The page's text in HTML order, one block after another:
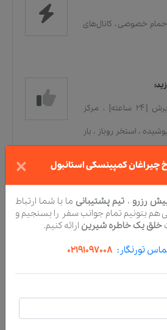
حمام خصوصی ، کانال‌های
[۲۴ ساعته] ، مرکز
، استخر روباز ، بار
، دوربین مداربسته در
چیراغان کمپینسکی استانبول ×
رزرو ، تیم پشتیبانی ما با شما ارتباط
هم بتونیم تمام جوانب سفر را بسنجیم و
خلق یک خاطره شیرین ارائه کنیم.
تورنگار: 02191097008